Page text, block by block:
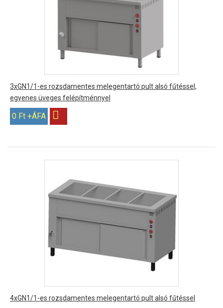
3xGN1/1-es rozsdamentes melegentartó pult alsó fűtéssel,
egyenes üveges felépítménnyel
0 Ft +ÁFA
4xGN1/1-es rozsdamentes melegentartó pult alsó fűtéssel